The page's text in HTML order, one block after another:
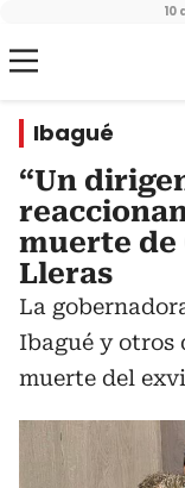
10
Ibagué
“Un
muerte de
Lleras
La
Ibagué y otros
muerte del